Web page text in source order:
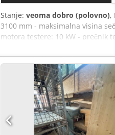
Stanje: veoma dobro (polovno),
3100 mm - maksimalna visina
motora testere: 10 kW - prečnik
mm - prečnik priključka za
mm - težina: oko 2500 kg
veoma dobrom stanju Neto
variraju u zavisnosti od promene